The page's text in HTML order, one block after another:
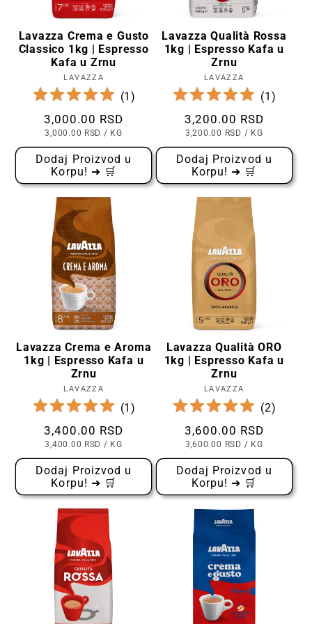
Lavazza Crema e Gusto
Classico 1kg | Espresso
Kafa u Zrnu
Prodavac:
LAVAZZA
(1)
Cena
3,000.00 RSD
CENA
KOMADU
3,000.00 RSD / PO
KG
Dodaj Proizvod u
Korpu! ➜ 🛒
Lavazza Qualità Rossa
1kg | Espresso Kafa u
Zrnu
Prodavac:
LAVAZZA
(1 )
Cena
3,200.00 RSD
CENA
KOMADU
3,200.00 RSD / PO
KG
Dodaj Proizvod u
Korpu! ➜ 🛒
Lavazza Crema e Aroma
1kg | Espresso Kafa u
Zrnu
Prodavac:
LAVAZZA
(1)
Cena
3,400.00 RSD
CENA
KOMADU
3,400.00 RSD / PO
KG
Dodaj Proizvod u
Korpu! ➜ 🛒
Lavazza Qualità ORO
1kg | Espresso Kafa u
Zrnu
Prodavac:
LAVAZZA
(2)
Cena
3,600.00 RSD
CENA
KOMADU
3,600.00 RSD / PO
KG
Dodaj Proizvod u
Korpu! ➜ 🛒